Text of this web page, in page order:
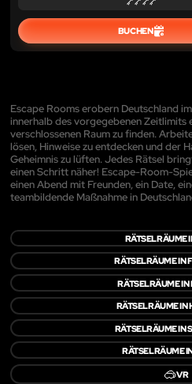
BUCHEN
Escape Rooms erobern Deutschland
innerhalb des vorgegebenen Zeitlimits
verschlossenen Raum zu finden.
lösen, Hinweise zu entdecken und der
Geheimnis zu lüften. Jedes Rätsel
einen Schritt näher! Escape-Room-
einen Abend mit Freunden, ein Date,
teambildende Maßnahme in
RÄTSELRÄUME
RÄTSELRÄUME IN
RÄTSELRÄUME IN
RÄTSELRÄUME IN
RÄTSELRÄUME IN
RÄTSELRÄUME
🥽VR